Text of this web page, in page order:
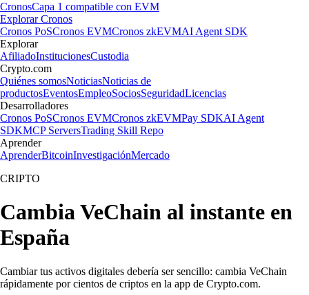
CronosCapa 1 compatible con EVM
Explorar Cronos
Cronos PoSCronos EVMCronos zkEVMAI Agent SDK
Explorar
AfiliadoInstitucionesCustodia
Crypto.com
Quiénes somosNoticiasNoticias de
productosEventosEmpleoSociosSeguridadLicencias
Desarrolladores
Cronos PoSCronos EVMCronos zkEVMPay SDKAI Agent
SDKMCP ServersTrading Skill Repo
Aprender
AprenderBitcoinInvestigaciónMercado
CRIPTO
Cambia VeChain al instante en
España
Cambiar tus activos digitales debería ser sencillo: cambia VeChain
rápidamente por cientos de criptos en la app de Crypto.com.